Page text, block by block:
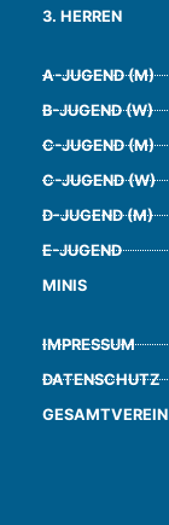
3. HERREN
A-JUGEND (M)
B-JUGEND (W)
C-JUGEND (M)
C-JUGEND (W)
D-JUGEND (M)
E-JUGEND
MINIS
IMPRESSUM
DATENSCHUTZ
GESAMTVEREIN